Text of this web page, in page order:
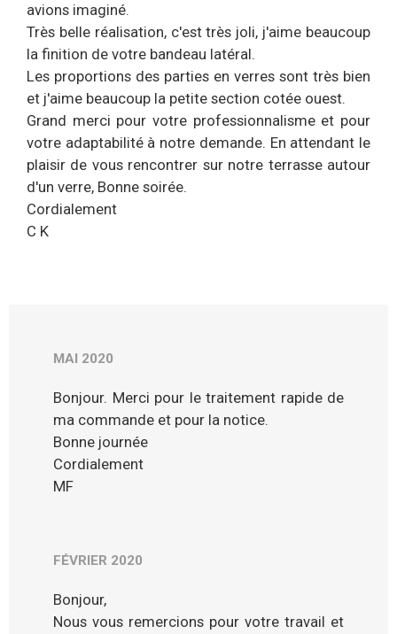
avions imaginé.
Très belle réalisation, c'est très joli, j'aime beaucoup
la finition de votre bandeau latéral.
Les proportions des parties en verres sont très bien
et j'aime beaucoup la petite section cotée ouest.
Grand merci pour votre professionnalisme et pour
votre adaptabilité à notre demande. En attendant le
plaisir de vous rencontrer sur notre terrasse autour
d'un verre, Bonne soirée.
Cordialement
C K
MAI 2020
Bonjour. Merci pour le traitement rapide de
ma commande et pour la notice.
Bonne journée
Cordialement
MF
FÉVRIER 2020
Bonjour,
Nous vous remercions pour votre travail et